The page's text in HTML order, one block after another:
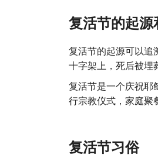
复活节的起源
复活节的起源可以追
十字架上，死后被埋
复活节是一个庆祝耶
行宗教仪式，家庭聚
复活节习俗